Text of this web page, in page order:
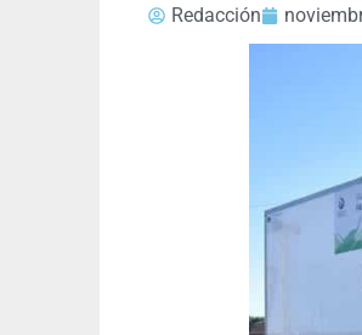
Redacción